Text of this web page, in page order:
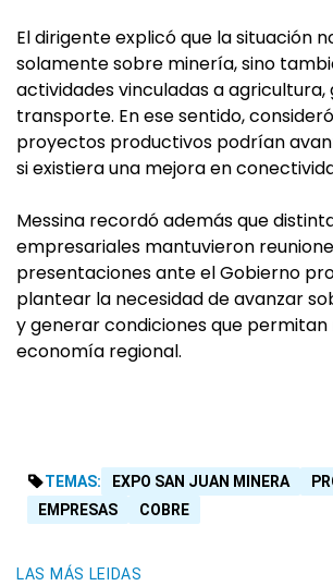
El dirigente explicó que la situación
solamente sobre minería, sino
actividades vinculadas a
transporte. En ese sentido,
proyectos productivos podrían
si existiera una mejora en
Messina recordó además que
empresariales mantuvieron
presentaciones ante el Gobierno
plantear la necesidad de avanzar
y generar condiciones que
economía regional.
TEMAS: EXPO SAN JUAN MINERA
EMPRESAS
COBRE
LAS MÁS LEIDAS